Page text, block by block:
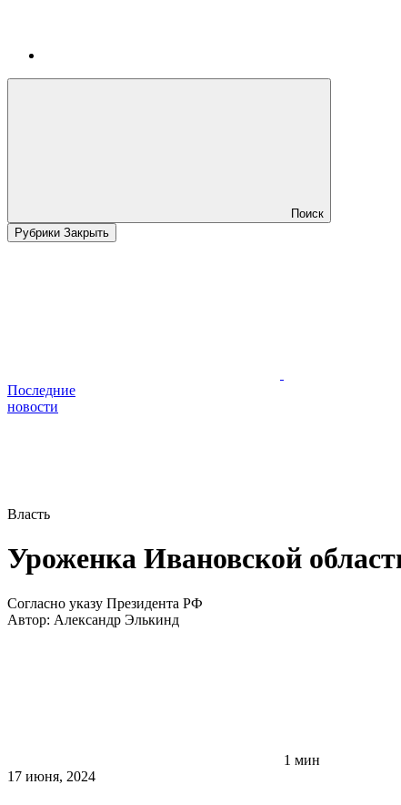
Поиск
Рубрики Закрыть
Последние
новости
Власть
Уроженка Ивановской
Согласно указу Президента РФ
Автор: Александр Элькинд
1 мин
17 июня, 2024